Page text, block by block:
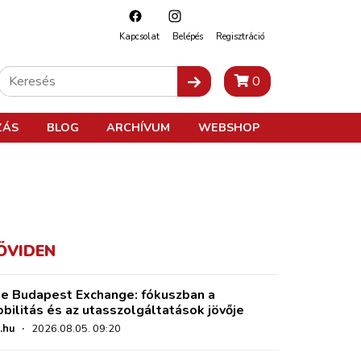
Kapcsolat Belépés Regisztráció
0
BLOG ARCHÍVUM WEBSHOP
Budapest Exchange: fókuszban a
és az utasszolgáltatások jövője
· 2026.08.05. 09:20